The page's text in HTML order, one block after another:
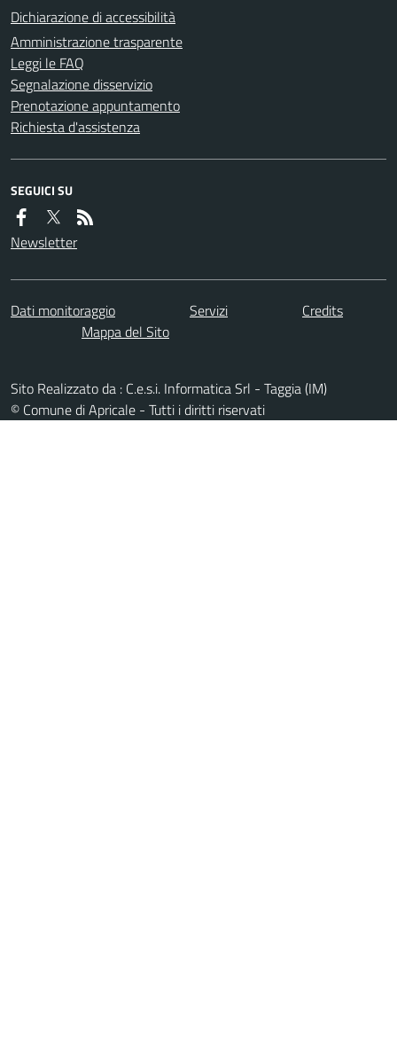
Dichiarazione di accessibilità
Amministrazione trasparente
Leggi le FAQ
Segnalazione disservizio
Prenotazione appuntamento
Richiesta d'assistenza
SEGUICI SU
Newsletter
Dati monitoraggio Servizi
Credits
Mappa del Sito
Sito Realizzato da : C.e.s.i. Informatica Srl - Taggia (IM)
© Comune di Apricale - Tutti i diritti riservati